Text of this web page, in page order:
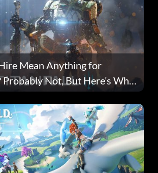
Mean Anything for
Not, But Here’s Why